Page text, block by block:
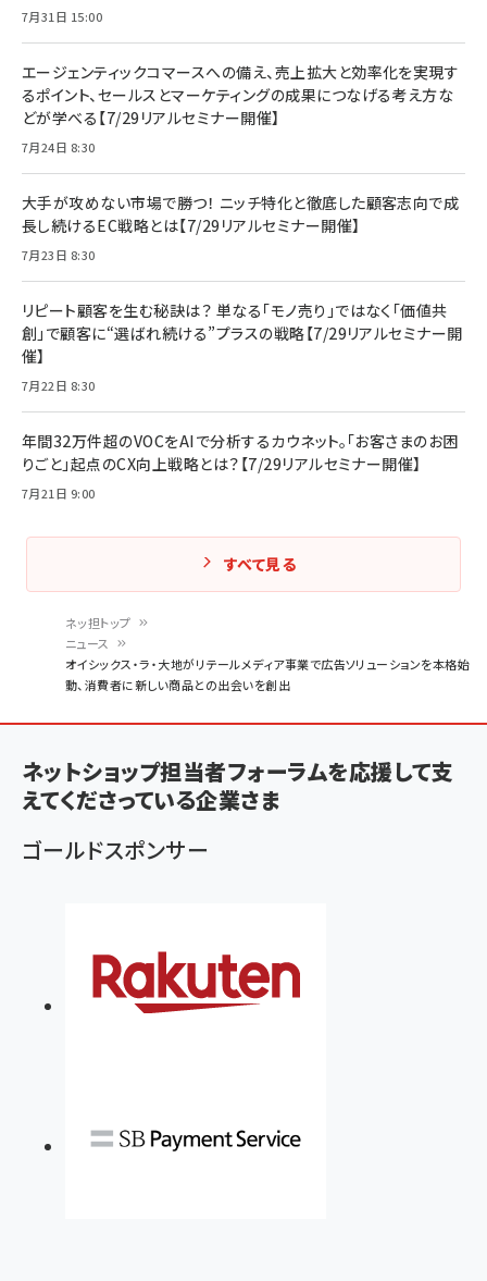
く
ず
ネッ担トップ
ニュース
オイシックス・ラ・大地がリテールメディア事業で広告ソリューションを本格始
動、消費者に新しい商品との出会いを創出
7月31日 15:00
エージェンティックコマースへの備え、売上拡大と効率化を実現す
るポイント、セールスとマーケティングの成果につなげる考え方な
どが学べる【7/29リアルセミナー開催】
7月24日 8:30
大手が攻めない市場で勝つ！ ニッチ特化と徹底した顧客志向で成
長し続けるEC戦略とは【7/29リアルセミナー開催】
7月23日 8:30
リピート顧客を生む秘訣は？ 単なる「モノ売り」ではなく「価値共
創」で顧客に“選ばれ続ける”プラスの戦略【7/29リアルセミナー開
催】
7月22日 8:30
年間32万件超のVOCをAIで分析するカウネット。「お客さまのお困
りごと」起点のCX向上戦略とは？【7/29リアルセミナー開催】
7月21日 9:00
すべて見る
ネットショップ担当者フォーラムを応援して支
えてくださっている企業さま
ゴールドスポンサー